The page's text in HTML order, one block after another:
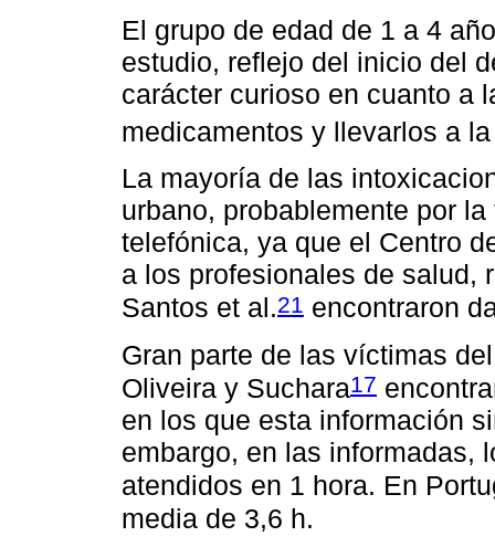
El grupo de edad de 1 a 4
estudio, reflejo del inicio del
carácter curioso en cuanto a
medicamentos y llevarlos a
La mayoría de las
urbano, probablemente por
telefónica, ya que el Centro
a los profesionales de salud,
Santos et al.21 encontraron
Gran parte de las víctimas
Oliveira y Suchara17
en los que esta información
embargo, en las informadas,
atendidos en 1 hora. En
media de 3,6 h.